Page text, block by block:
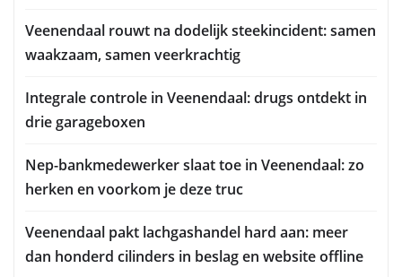
Veenendaal rouwt na dodelijk steekincident: samen
waakzaam, samen veerkrachtig
Integrale controle in Veenendaal: drugs ontdekt in
drie garageboxen
Nep-bankmedewerker slaat toe in Veenendaal: zo
herken en voorkom je deze truc
Veenendaal pakt lachgashandel hard aan: meer
dan honderd cilinders in beslag en website offline